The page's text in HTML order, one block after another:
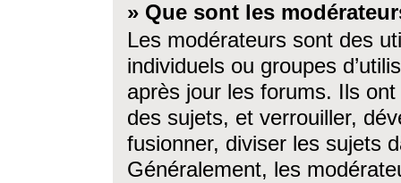
» Que sont les
Les modérateurs sont des
individuels ou groupes
après jour les forums. Ils ont
des sujets, et verrouiller,
fusionner, diviser les sujets
Généralement, les